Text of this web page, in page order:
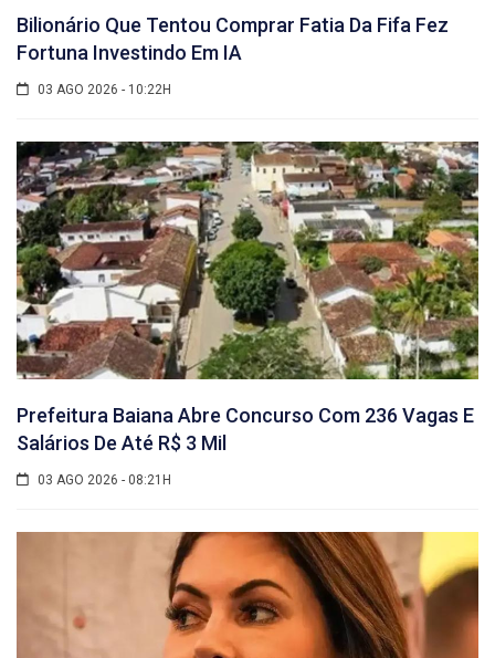
Bilionário Que Tentou Comprar Fatia Da Fifa Fez
Fortuna Investindo Em IA
03 AGO 2026 - 10:22H
Prefeitura Baiana Abre Concurso Com 236 Vagas E
Salários De Até R$ 3 Mil
03 AGO 2026 - 08:21H